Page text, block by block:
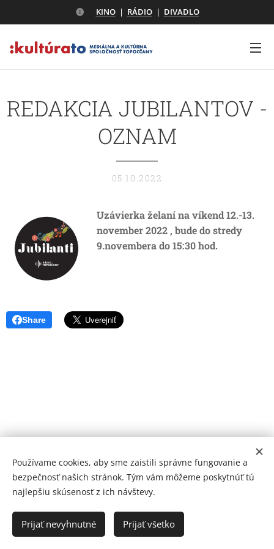
KINO| RÁDIO| DIVADLO
REDAKCIA JUBILANTOV -
OZNAM
05.10.2022
Uzávierka želanína víkend 12.-13.
november 2022 ,bude do stredy
9.novembera do 15:30 hod.
Share
© 2026 Mediálna a kultúrna spoločnosť Topoľčany, s.r.o.
Ochrana osobných údajov
www.kulturato.sk
Cookies
Používame cookies, aby sme zaistili správne fungovanie a
bezpečnosť našich stránok. Tým vám môžeme poskytnúť tú
najlepšiu skúsenosť z ich návštevy.
Prijať nevyhnutné Prijať všetko